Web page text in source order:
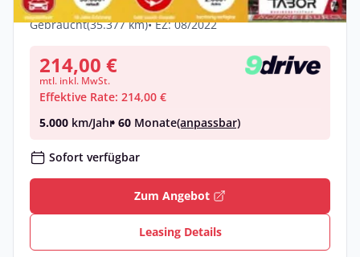
Elektro •Automatik • 136 PS (100 kW)
Gebraucht(35.377 km)• EZ: 08/2022
214,00 €
mtl. inkl. MwSt.
Effektive Rate: 214,00 €
5.000 km/Jahr• 60 Monate(anpassbar)
Sofort verfügbar
Zum Angebot
Leasing Details